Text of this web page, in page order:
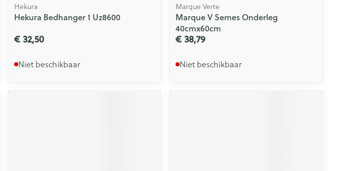
Hekura
Hekura Bedhanger 1 Uz8600
€ 32,50
Niet beschikbaar
Marque Verte
Marque V Semes Onderleg
40cmx60cm
€ 38,79
Niet beschikbaar